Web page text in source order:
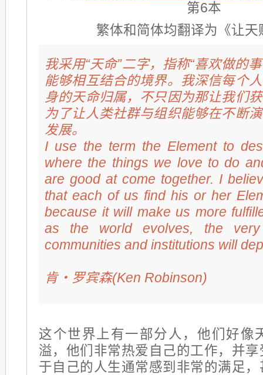
第6本
繁体和简体均翻译为《让天
我采用“天命”二字，指称“喜欢做的
能够相互结合的境界。我深信每个
身的天命归属，不只因为那让我们
为了让人类社群与组织能够在不断
发展。
I use the term the Element to
where the things we love to do
are good at come together. I
that each of us find his or her
because it will make us more
as the world evolves, the
communities and institutions will
肯‧罗宾森(Ken Robinson)
这个世界上有一部分人，他们好像
溢，他们非常热爱自己的工作，并
于自己的人生通常感到非常的满足